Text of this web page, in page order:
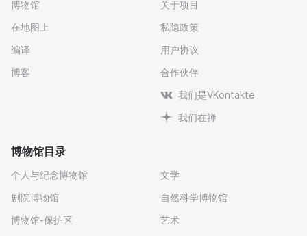
博物馆
在地图上
编译
博客
关于项目
私隐政策
用户协议
合作伙伴
我们是VKontakte
我们在禅
博物馆目录
个人与纪念博物馆
剧院博物馆
博物馆-保护区
文学
自然科学博物馆
艺术